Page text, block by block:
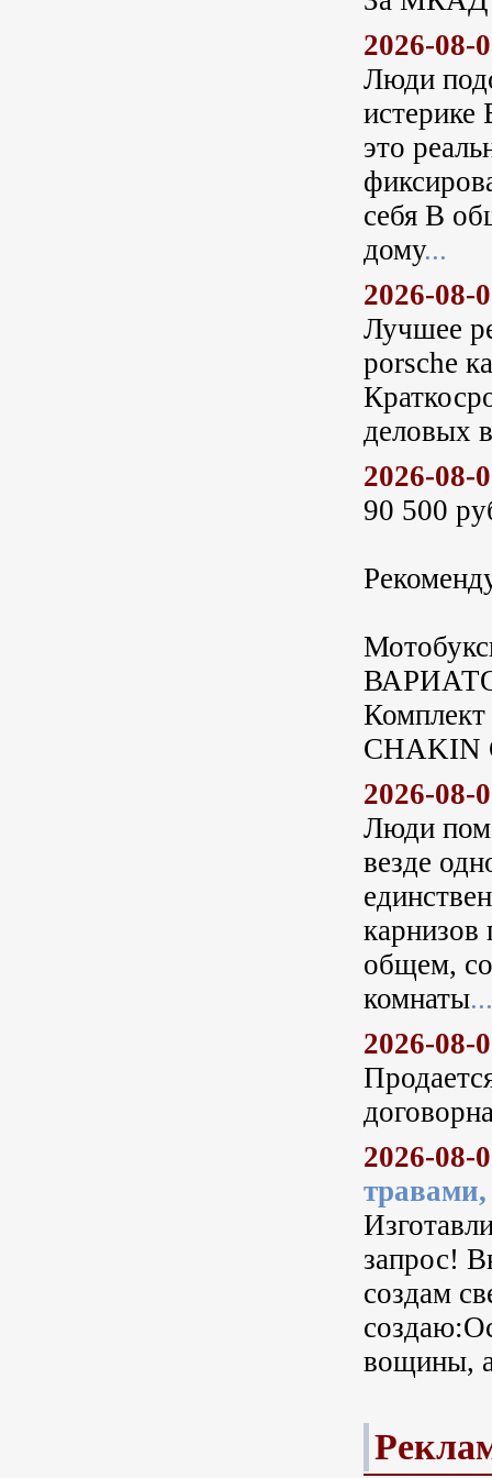
2026-08-
Люди
истерике
это
себя В
дому...
2026-08-
Лучшее
porsche
деловых
2026-08-
90 500
CHAKIN
2026-08-
Люди
везде
карнизов
общем,
комнаты...
2026-08-
2026-08-
травами,
запрос!
создам
вощины,